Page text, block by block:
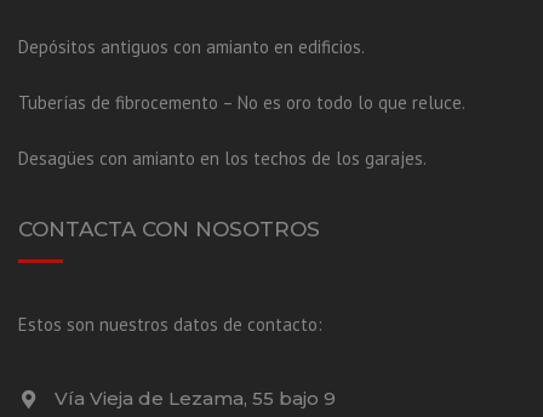
Depósitos antiguos con amianto en edificios.
Tuberías de fibrocemento – No es oro todo lo que reluce.
Desagües con amianto en los techos de los garajes.
CONTACTA CON NOSOTROS
Estos son nuestros datos de contacto:
Vía Vieja de Lezama, 55 bajo 9